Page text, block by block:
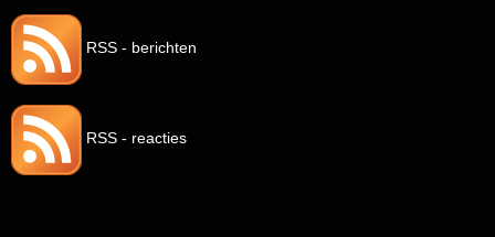
RSS - berichten
RSS - reacties